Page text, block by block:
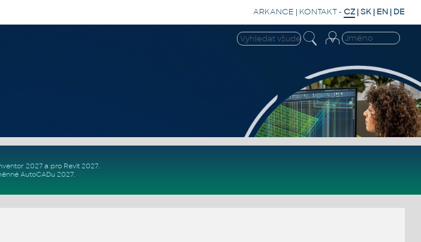
ARKANCE | KONTAKT- CZ |SK | EN | DE
2027a pro Revit 2027.
AutoCADu 2027.